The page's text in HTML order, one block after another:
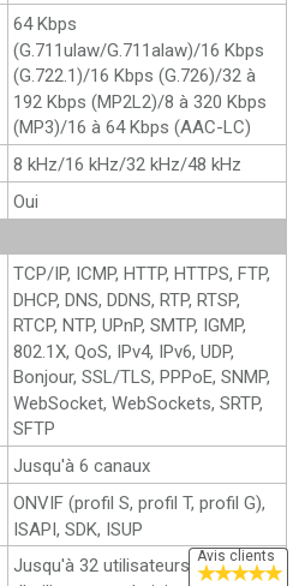
64 Kbps
(G.711ulaw/G.711alaw)/16 Kbps
(G.722.1)/16 Kbps (G.726)/32 à
192 Kbps (MP2L2)/8 à 320 Kbps
(MP3)/16 à 64 Kbps (AAC-LC)
8 kHz/16 kHz/32 kHz/48 kHz
Oui
TCP/IP, ICMP, HTTP, HTTPS, FTP,
DHCP, DNS, DDNS, RTP, RTSP,
RTCP, NTP, UPnP, SMTP, IGMP,
802.1X, QoS, IPv4, IPv6, UDP,
Bonjour, SSL/TLS, PPPoE, SNMP,
WebSocket, WebSockets, SRTP,
SFTP
Jusqu'à 6 canaux
ONVIF (profil S, profil T, profil G),
ISAPI, SDK, ISUP
Jusqu'à 32 utilisateurs 3 niveaux
Avis clients
★★★★★